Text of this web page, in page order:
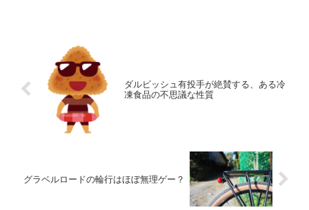
ダルビッシュ有投手が絶賛する、ある冷
凍食品の不思議な性質
グラベルロードの輪行はほぼ無理ゲー？